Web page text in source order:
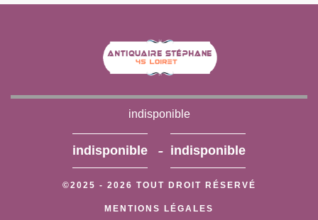
indisponible
indisponible - indisponible
©2025 - 2026 TOUT DROIT RÉSERVÉ
MENTIONS LÉGALES